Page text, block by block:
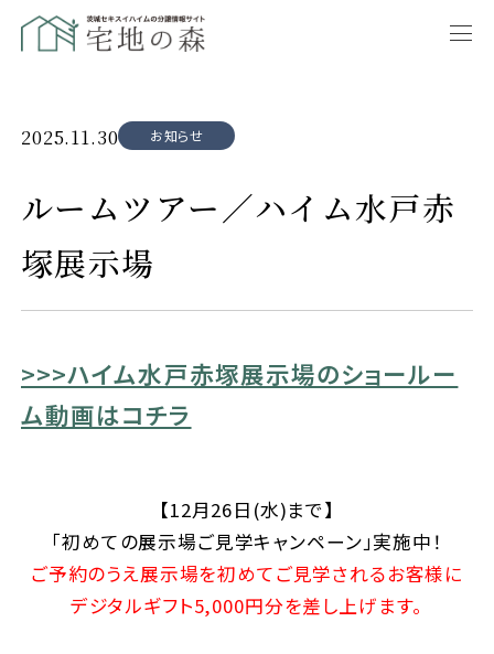
2025.11.30 お知らせ
ルームツアー／ハイム水戸赤
塚展示場
>>>ハイム水戸赤塚展示場のショールー
ム動画はコチラ
【12月26日(水)まで】
「初めての展示場ご見学キャンペーン」実施中！
ご予約のうえ展示場を初めてご見学されるお客様に
デジタルギフト5,000円分を差し上げます。